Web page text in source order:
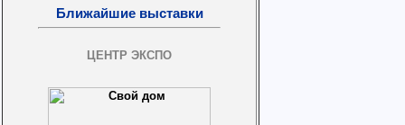
Ближайшие выставки
ЦЕНТР ЭКСПО